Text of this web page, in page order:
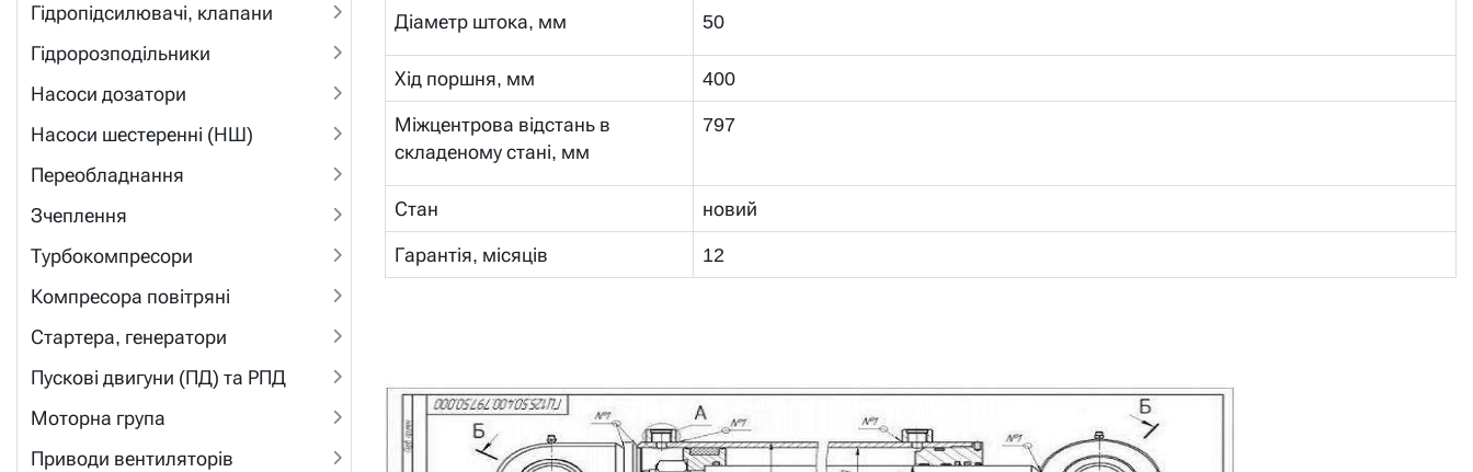
Гідропідсилювачі, клапани
Гідророзподільники
Насоси дозатори
Насоси шестеренні (НШ)
Переобладнання
Зчеплення
Турбокомпресори
Компресора повітряні
Стартера, генератори
Пускові двигуни (ПД) та РПД
Моторна група
Приводи вентиляторів
Діаметр штока, мм
50
Хід поршня, мм
400
Міжцентрова відстань в
складеному стані, мм
797
Стан
новий
Гарантія, місяців
12